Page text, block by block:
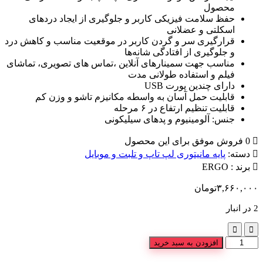
محصول
حفظ سلامت فیزیکی کاربر و جلوگیری از ایجاد دردهای
اسکلتی و عضلانی
قرارگیری سر و گردن کاربر در موقعیت مناسب و کاهش درد
و جلوگیری از افتادگی شانه‌ها
مناسب جهت سمینارهای آنلاین ،تماس های تصویری، تماشای
فیلم و استفاده طولانی مدت
دارای چندین پورت USB
قابلیت حمل آسان به واسطه مکانیزم تاشو و وزن کم
قابلیت تنظیم ارتفاع در ۶ مرحله
جنس: آلومینیوم و پدهای سیلیکونی
دسته: پایه مانیتوری لپ تاپ و تلبت و موبایل
برند : ERGO
۳,۶۶۰,۰۰۰تومان
2 در انبار
افزودن به سبد خرید